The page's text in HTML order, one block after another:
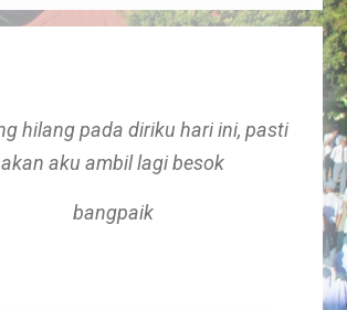
hilang pada diriku hari ini, pasti
akan aku ambil lagi besok
bangpaik